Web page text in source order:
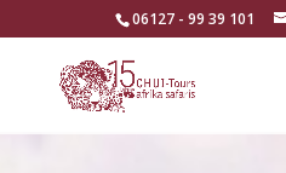
06127 - 99 39 101